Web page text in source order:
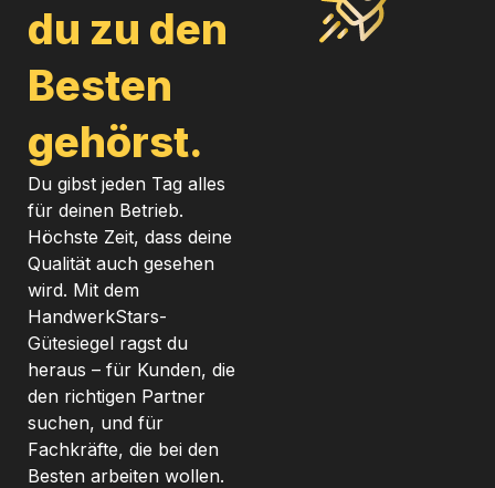
du zu den
Besten
gehörst.
Du gibst jeden Tag alles
für deinen Betrieb.
Höchste Zeit, dass deine
Qualität auch gesehen
wird. Mit dem
HandwerkStars-
Gütesiegel ragst du
heraus – für Kunden, die
den richtigen Partner
suchen, und für
Fachkräfte, die bei den
Besten arbeiten wollen.